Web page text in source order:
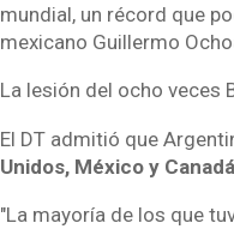
mundial, un récord que
mexicano Guillermo
La lesión del ocho veces
El DT admitió que
Unidos, México y
"La mayoría de los que